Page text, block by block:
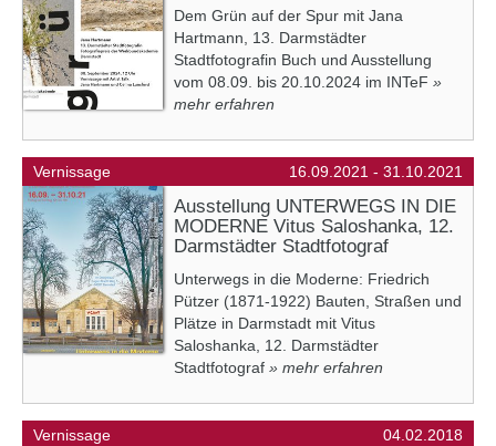
Dem Grün auf der Spur mit Jana
Hartmann, 13. Darmstädter
Stadtfotografin Buch und Ausstellung
vom 08.09. bis 20.10.2024 im INTeF »
mehr erfahren
Vernissage 16.09.2021 - 31.10.2021
Ausstellung UNTERWEGS IN DIE
MODERNE Vitus Saloshanka, 12.
Darmstädter Stadtfotograf
Unterwegs in die Moderne: Friedrich
Pützer (1871-1922) Bauten, Straßen und
Plätze in Darmstadt mit Vitus
Saloshanka, 12. Darmstädter
Stadtfotograf » mehr erfahren
Vernissage 04.02.2018